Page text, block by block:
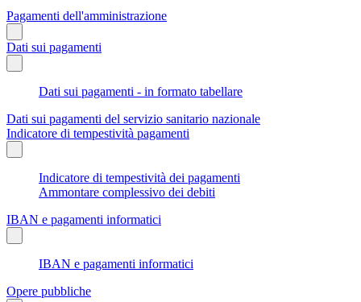
Pagamenti dell'amministrazione
Dati sui pagamenti
Dati sui pagamenti - in formato tabellare
Dati sui pagamenti del servizio sanitario nazionale
Indicatore di tempestività pagamenti
Indicatore di tempestività dei pagamenti
Ammontare complessivo dei debiti
IBAN e pagamenti informatici
IBAN e pagamenti informatici
Opere pubbliche